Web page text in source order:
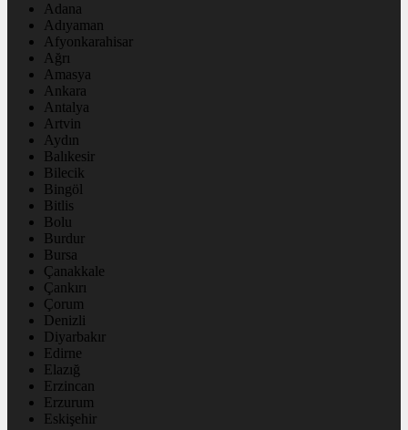
Adana
Adıyaman
Afyonkarahisar
Ağrı
Amasya
Ankara
Antalya
Artvin
Aydın
Balıkesir
Bilecik
Bingöl
Bitlis
Bolu
Burdur
Bursa
Çanakkale
Çankırı
Çorum
Denizli
Diyarbakır
Edirne
Elazığ
Erzincan
Erzurum
Eskişehir